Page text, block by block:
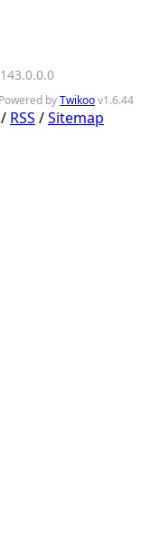
Powered byTwikoov1.6.44
RSS /Sitemap